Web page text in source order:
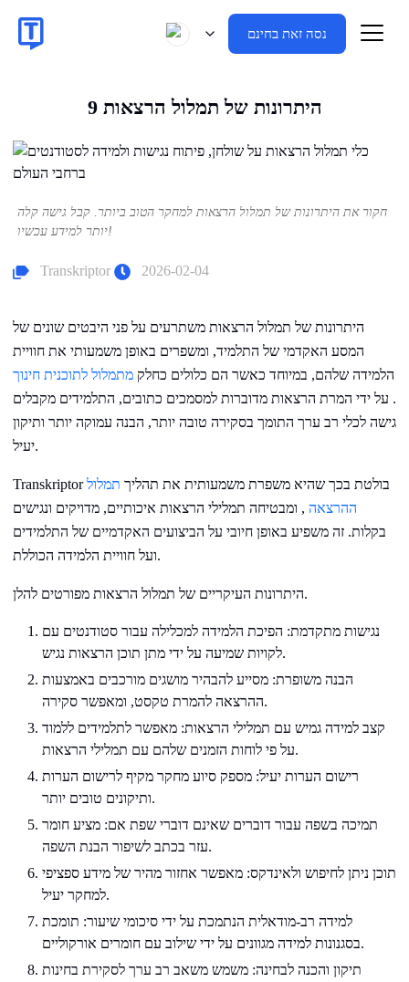
נסה זאת בחינם
9 היתרונות של תמלול הרצאות
חקור את היתרונות של תמלול הרצאות למחקר הטוב ביותר. קבל גישה קלה
יותר למידע עכשיו!
Transkriptor 2026-02-04
היתרונות של תמלול הרצאות משתרעים על פני היבטים שונים של
המסע האקדמי של התלמיד, ומשפרים באופן משמעותי את חוויית
הלמידה שלהם, במיוחד כאשר הם כלולים כחלק מתמלול לתוכנית חינוך
. על ידי המרת הרצאות מדוברות למסמכים כתובים, התלמידים מקבלים
גישה לכלי רב ערך התומך בסקירה טובה יותר, הבנה עמוקה יותר ותיקון
יעיל.
Transkriptor בולטת בכך שהיא משפרת משמעותית את תהליך תמלול
ההרצאה , ומבטיחה תמלילי הרצאות איכותיים, מדויקים ונגישים
בקלות. זה משפיע באופן חיובי על הביצועים האקדמיים של התלמידים
ועל חוויית הלמידה הכוללת.
היתרונות העיקריים של תמלול הרצאות מפורטים להלן.
נגישות מתקדמת: הפיכת הלמידה למכלילה עבור סטודנטים עם
לקויות שמיעה על ידי מתן תוכן הרצאות נגיש.
הבנה משופרת: מסייע להבהיר מושגים מורכבים באמצעות
ההרצאה להמרת טקסט, ומאפשר סקירה.
קצב למידה גמיש עם תמלילי הרצאות: מאפשר לתלמידים ללמוד
על פי לוחות הזמנים שלהם עם תמלילי הרצאות.
רישום הערות יעיל: מספק סיוע מחקר מקיף לרישום הערות
ותיקונים טובים יותר.
תמיכה בשפה עבור דוברים שאינם דוברי שפת אם: מציע חומר
עזר בכתב לשיפור הבנת השפה.
תוכן ניתן לחיפוש ולאינדקס: מאפשר אחזור מהיר של מידע ספציפי
למחקר יעיל.
למידה רב-מודאלית הנתמכת על ידי סיכומי שיעור: תומכת
בסגנונות למידה מגוונים על ידי שילוב עם חומרים אורקוליים.
תיקון והכנה לבחינה: משמש משאב רב ערך לסקירת בחינות